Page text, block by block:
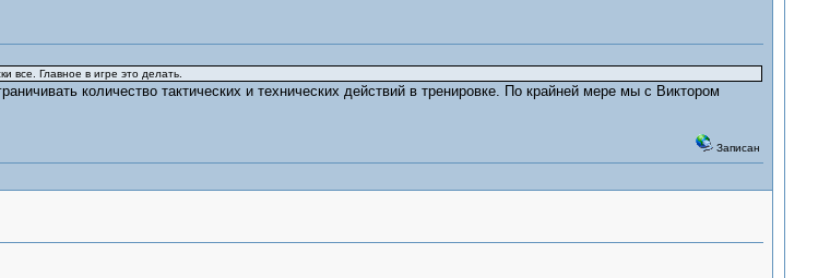
все. Главное в игре это делать.
количество тактических и технических действий в тренировке. По крайней мере мы с Виктором
Записан